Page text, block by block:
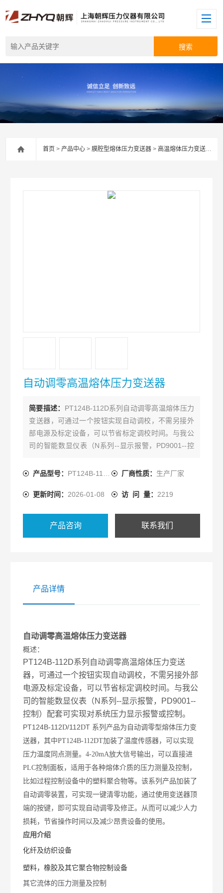
首页 >产品中心 >膜腔型熔体压力变送器 > 高温熔体压力变送器
自动调零高温熔体压力变送器
简要描述： PT124B-112D系列自动调零高温熔体压力
变送器，可通过一个按钮实现自动调校，不需另接外
部电源及标定设备，可以节省标定调校时间。与我公
司的智能数显仪表（N系列--显示报警，PD9001--控
产品型号： PT124B-112D 厂商性质： 生产厂家
更新时间： 2026-01-08 访 问 量： 2219
产品咨询 联系我们
产品详情
自动调零高温熔体压力变送器
概述：
PT124B-112D系列自动调零高温熔体压力变送
器，可通过一个按钮实现自动调校，不需另接外部
电源及标定设备，可以节省标定调校时间。与我公
司的智能数显仪表（N系列--显示报警，PD9001--
控制）配套可实现对系统压力显示报警或控制。
PT124B-112D/112DT 系列产品为自动调零型熔体压力变
送器，其中PT124B-112DT加装了温度传感器，可以实现
压力温度同点测量。4-20mA放大信号输出，可以直接进
PLC控制面板，适用于各种熔体介质的压力测量及控制，
比如过程控制设备中的塑料聚合物等。该系列产品加装了
自动调零装置，可实现一键清零功能，通过使用变送器顶
端的按键，即可实现自动调零及修正。从而可以减少人力
损耗，节省操作时间以及减少昂贵设备的使用。
应用介绍
化纤及纺织设备
塑料，橡胶及其它聚合物控制设备
其它流体的压力测量及控制